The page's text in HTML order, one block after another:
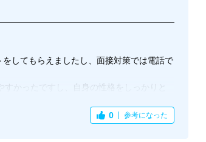
してもらえましたし、面接対策では電話で
かったですし、自身の性格をしっかりと
たし、視野も広がり選択肢が増えたので非
0 参考になった